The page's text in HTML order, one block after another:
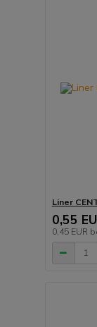
Liner
0,55
0,45 EUR